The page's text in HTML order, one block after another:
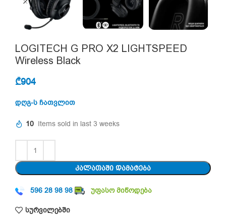
LOGITECH G PRO X2 LIGHTSPEED
Wireless Black
₾904
დღგ-ს ჩათვლით
10 Items sold in last 3 weeks
ᲙᲐᲚᲐᲗᲐᲨᲘ ᲓᲐᲛᲐᲢᲔᲑᲐ
596 28 98 98 უფასო მიწოდება
სურვილებში